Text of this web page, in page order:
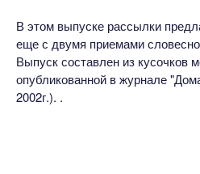
В этом выпуске рассылки
еще с двумя приемами
Выпуск составлен из кусочков
опубликованной в журнале
2002г.). .